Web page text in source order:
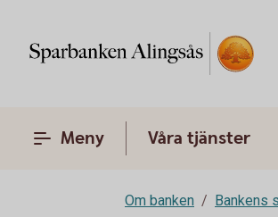
Meny Våra tjänster
Om banken Bankens